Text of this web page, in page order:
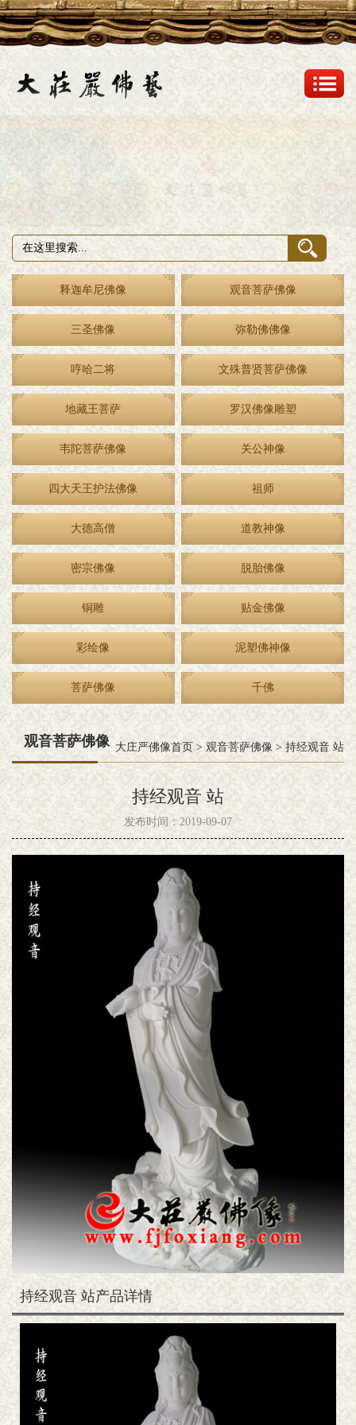
释迦牟尼佛像 观音菩萨佛像
三圣佛像 弥勒佛佛像
哼哈二将 文殊普贤菩萨佛像
地藏王菩萨 罗汉佛像雕塑
韦陀菩萨佛像 关公神像
四大天王护法佛像 祖师
大德高僧 道教神像
密宗佛像 脱胎佛像
铜雕 贴金佛像
彩绘像 泥塑佛神像
菩萨佛像 千佛
观音菩萨佛像 大庄严佛像首页 > 观音菩萨佛像 >持经观音 站
持经观音 站
发布时间：2019-09-07
持经观音 站产品详情